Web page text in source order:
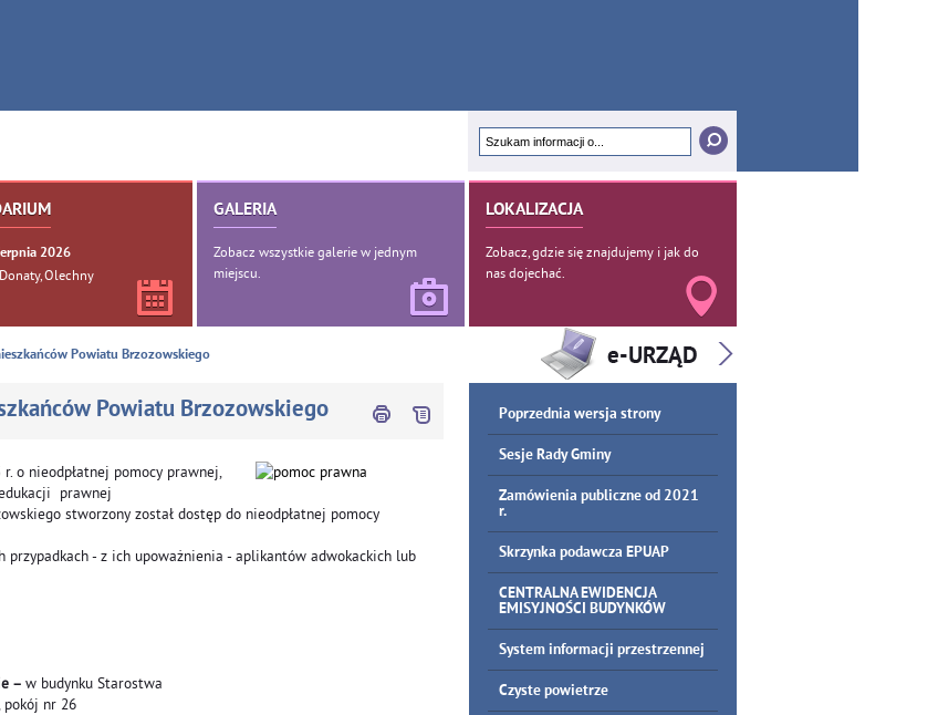
2026
Olechny
GALERIA
Zobacz wszystkie galerie w jednym
miejscu.
LOKALIZACJA
Zobacz, gdzie się znajdujemy i jak do
nas dojechać.
Powiatu Brzozowskiego
Powiatu Brzozowskiego
o nieodpłatnej pomocy prawnej,
prawnej
stworzony został dostęp do nieodpłatnej pomocy
- z ich upoważnienia - aplikantów adwokackich lub
– w budynku Starostwa
nr 26
Poprzednia wersja strony
Sesje Rady Gminy
Zamówienia publiczne od 2021
r.
Skrzynka podawcza EPUAP
CENTRALNA EWIDENCJA
EMISYJNOŚCI BUDYNKÓW
System informacji przestrzennej
Czyste powietrze